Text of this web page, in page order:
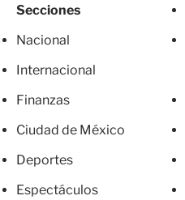
Secciones
Nacional
Internacional
Finanzas
Ciudad de México
Deportes
Espectáculos